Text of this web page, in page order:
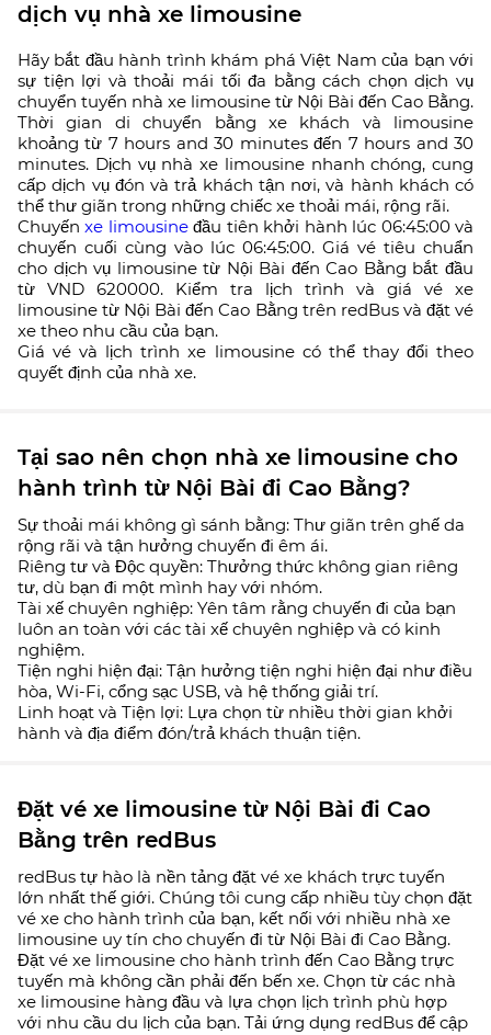
dịch vụ nhà xe limousine
Hãy bắt đầu hành trình khám phá Việt Nam của bạn với
sự tiện lợi và thoải mái tối đa bằng cách chọn dịch vụ
chuyển tuyến nhà xe limousine từ Nội Bài đến Cao Bằng.
Thời gian di chuyển bằng xe khách và limousine
khoảng từ 7 hours and 30 minutes đến 7 hours and 30
minutes. Dịch vụ nhà xe limousine nhanh chóng, cung
cấp dịch vụ đón và trả khách tận nơi, và hành khách có
thể thư giãn trong những chiếc xe thoải mái, rộng rãi.
Chuyếnxe limousineđầu tiên khởi hành lúc 06:45:00 và
chuyến cuối cùng vào lúc 06:45:00. Giá vé tiêu chuẩn
cho dịch vụ limousine từ Nội Bài đến Cao Bằng bắt đầu
từ VND 620000. Kiểm tra lịch trình và giá vé xe
limousine từ Nội Bài đến Cao Bằng trên redBus và đặt vé
xe theo nhu cầu của bạn.
Giá vé và lịch trình xe limousine có thể thay đổi theo
quyết định của nhà xe.
Tại sao nên chọn nhà xe limousine cho
hành trình từ Nội Bài đi Cao Bằng?
Sự thoải mái không gì sánh bằng: Thư giãn trên ghế da
rộng rãi và tận hưởng chuyến đi êm ái.
Riêng tư và Độc quyền: Thưởng thức không gian riêng
tư, dù bạn đi một mình hay với nhóm.
Tài xế chuyên nghiệp: Yên tâm rằng chuyến đi của bạn
luôn an toàn với các tài xế chuyên nghiệp và có kinh
nghiệm.
Tiện nghi hiện đại: Tận hưởng tiện nghi hiện đại như điều
hòa, Wi-Fi, cổng sạc USB, và hệ thống giải trí.
Linh hoạt và Tiện lợi: Lựa chọn từ nhiều thời gian khởi
hành và địa điểm đón/trả khách thuận tiện.
Đặt vé xe limousine từ Nội Bài đi Cao
Bằng trên redBus
redBus tự hào là nền tảng đặt vé xe khách trực tuyến
lớn nhất thế giới. Chúng tôi cung cấp nhiều tùy chọn đặt
vé xe cho hành trình của bạn, kết nối với nhiều nhà xe
limousine uy tín cho chuyến đi từ Nội Bài đi Cao Bằng.
Đặt vé xe limousine cho hành trình đến Cao Bằng trực
tuyến mà không cần phải đến bến xe. Chọn từ các nhà
xe limousine hàng đầu và lựa chọn lịch trình phù hợp
với nhu cầu du lịch của bạn. Tải ứng dụng redBus để cập